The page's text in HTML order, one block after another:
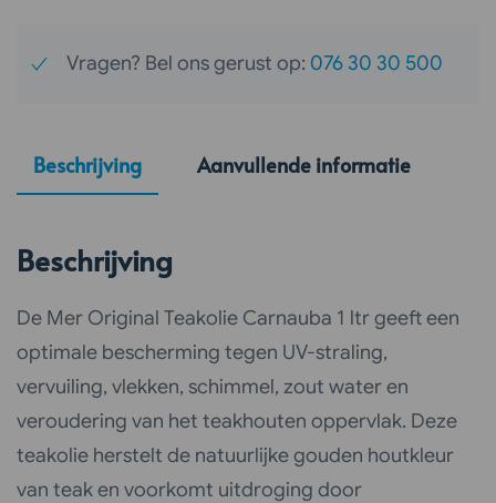
Vragen? Bel ons gerust op: 076 30 30 500
Beschrijving Aanvullende informatie
Beschrijving
De Mer Original Teakolie Carnauba 1 ltr geeft een
optimale bescherming tegen UV-straling,
vervuiling, vlekken, schimmel, zout water en
veroudering van het teakhouten oppervlak. Deze
teakolie herstelt de natuurlijke gouden houtkleur
van teak en voorkomt uitdroging door